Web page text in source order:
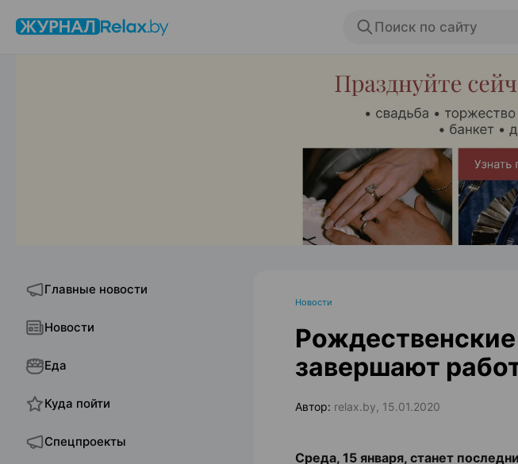
Поиск по сайту
Главные новости
Новости
Еда
Куда пойти
Спецпроекты
Новости
завершают
Автор: relax.by, 15.01.2020
Среда, 15 января, станет